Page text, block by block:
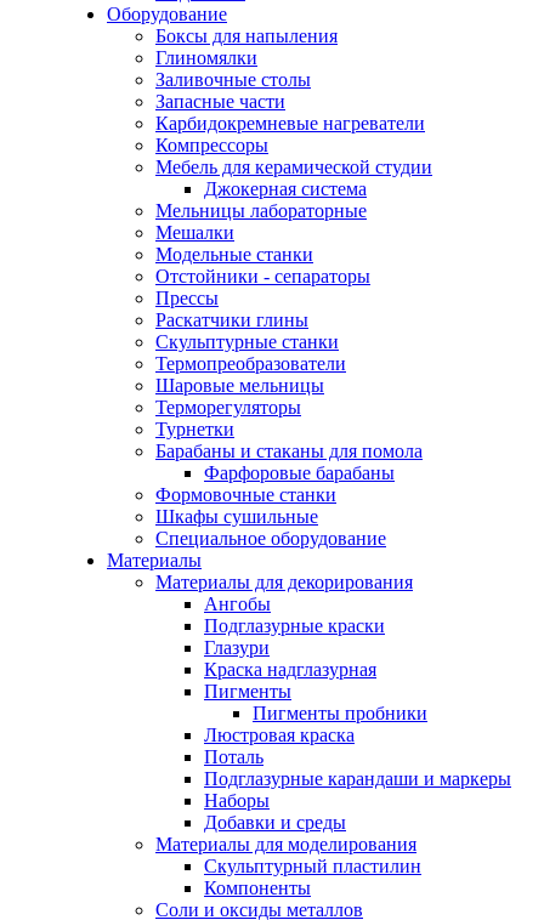
Оборудование
Боксы для напыления
Глиномялки
Заливочные столы
Запасные части
Карбидокремневые нагреватели
Компрессоры
Мебель для керамической студии
Джокерная система
Мельницы лабораторные
Мешалки
Модельные станки
Отстойники - сепараторы
Прессы
Раскатчики глины
Скульптурные станки
Термопреобразователи
Шаровые мельницы
Терморегуляторы
Турнетки
Барабаны и стаканы для помола
Фарфоровые барабаны
Формовочные станки
Шкафы сушильные
Специальное оборудование
Материалы
Материалы для декорирования
Ангобы
Подглазурные краски
Глазури
Краска надглазурная
Пигменты
Пигменты пробники
Люстровая краска
Поталь
Подглазурные карандаши и маркеры
Наборы
Добавки и среды
Материалы для моделирования
Скульптурный пластилин
Компоненты
Соли и оксиды металлов